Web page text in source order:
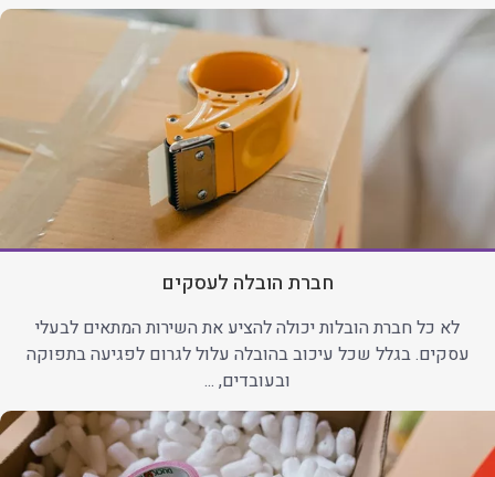
חברת הובלה לעסקים
לא כל חברת הובלות יכולה להציע את השירות המתאים לבעלי
עסקים. בגלל שכל עיכוב בהובלה עלול לגרום לפגיעה בתפוקה
ובעובדים, ...